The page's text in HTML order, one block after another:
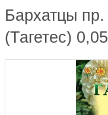
Бархатцы
(Тагетес)